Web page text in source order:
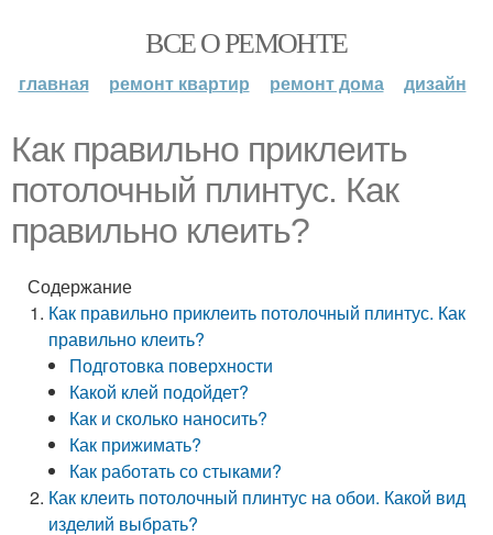
ВСЕ О РЕМОНТЕ
главная ремонт квартир ремонт дома дизайн
Как правильно приклеить
потолочный плинтус. Как
правильно клеить?
Содержание
Как правильно приклеить потолочный плинтус. Как
правильно клеить?
Подготовка поверхности
Какой клей подойдет?
Как и сколько наносить?
Как прижимать?
Как работать со стыками?
Как клеить потолочный плинтус на обои. Какой вид
изделий выбрать?